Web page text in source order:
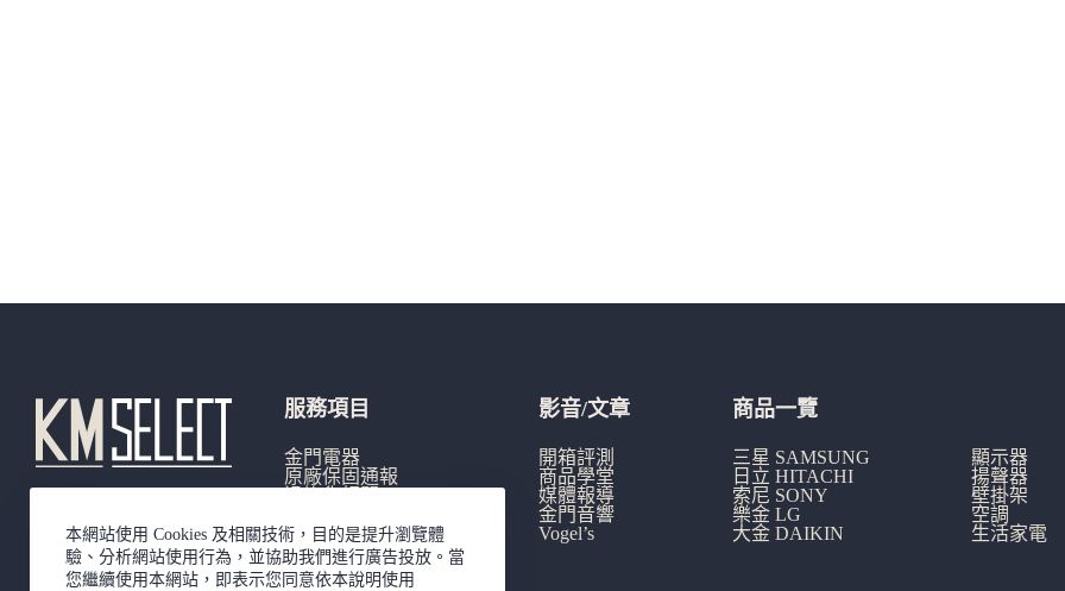
本網站使用 Cookies 及相關技術，目的是提升瀏覽體
驗、分析網站使用行為，並協助我們進行廣告投放。當
您繼續使用本網站，即表示您同意依本說明使用
服務項目
金門電器
原廠保固通報
常見問題
影音/文章
開箱評測
商品學堂
媒體報導
金門音響
Vogel’s
商品一覽
三星 SAMSUNG
日立 HITACHI
索尼 SONY
樂金 LG
大金 DAIKIN
顯示器
揚聲器
壁掛架
空調
生活家電